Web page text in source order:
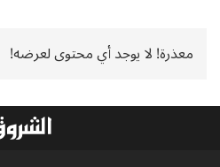
معذرة! لا يوجد أي محتوى لعرضه!